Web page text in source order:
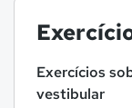
Exercícios
vestibular